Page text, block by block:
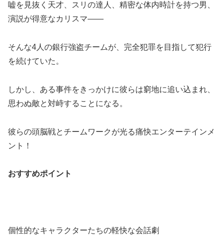
嘘を見抜く天才、スリの達人、精密な体内時計を持つ男、
演説が得意なカリスマ——
そんな4人の銀行強盗チームが、完全犯罪を目指して犯行
を続けていた。
しかし、ある事件をきっかけに彼らは窮地に追い込まれ、
思わぬ敵と対峙することになる。
彼らの頭脳戦とチームワークが光る痛快エンターテインメ
ント！
おすすめポイント
個性的なキャラクターたちの軽快な会話劇